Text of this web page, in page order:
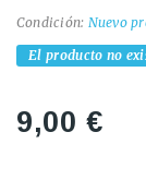
Condición: Nuevo
El producto no
9,00 €